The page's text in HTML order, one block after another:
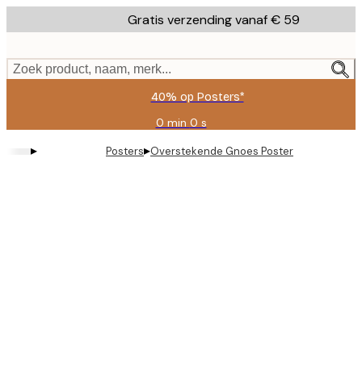
to
content.
Gratis verzending vanaf € 59
Zoek product, naam, merk...
40% op Posters*
0 min 0 s
Geldig
tot:
2026-
▸ Posters▸Overstekende Gnoes Poster